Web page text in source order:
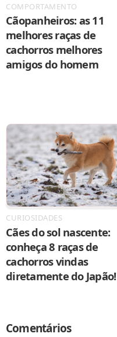
COMPORTAMENTO
Cãopanheiros: as 11
melhores raças de
cachorros melhores
amigos do homem
CURIOSIDADES
Cães do sol nascente:
conheça 8 raças de
cachorros vindas
diretamente do Japão!
Comentários